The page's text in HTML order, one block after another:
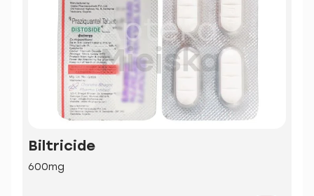
Biltricide
600mg